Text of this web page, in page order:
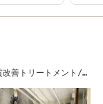
善トリートメント/ト